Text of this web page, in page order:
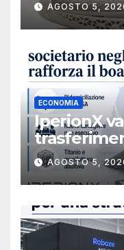
AGOSTO 5,
ECONOMIA
IperionX
Stati Uniti
ha
Loparco
AGOSTO 5,